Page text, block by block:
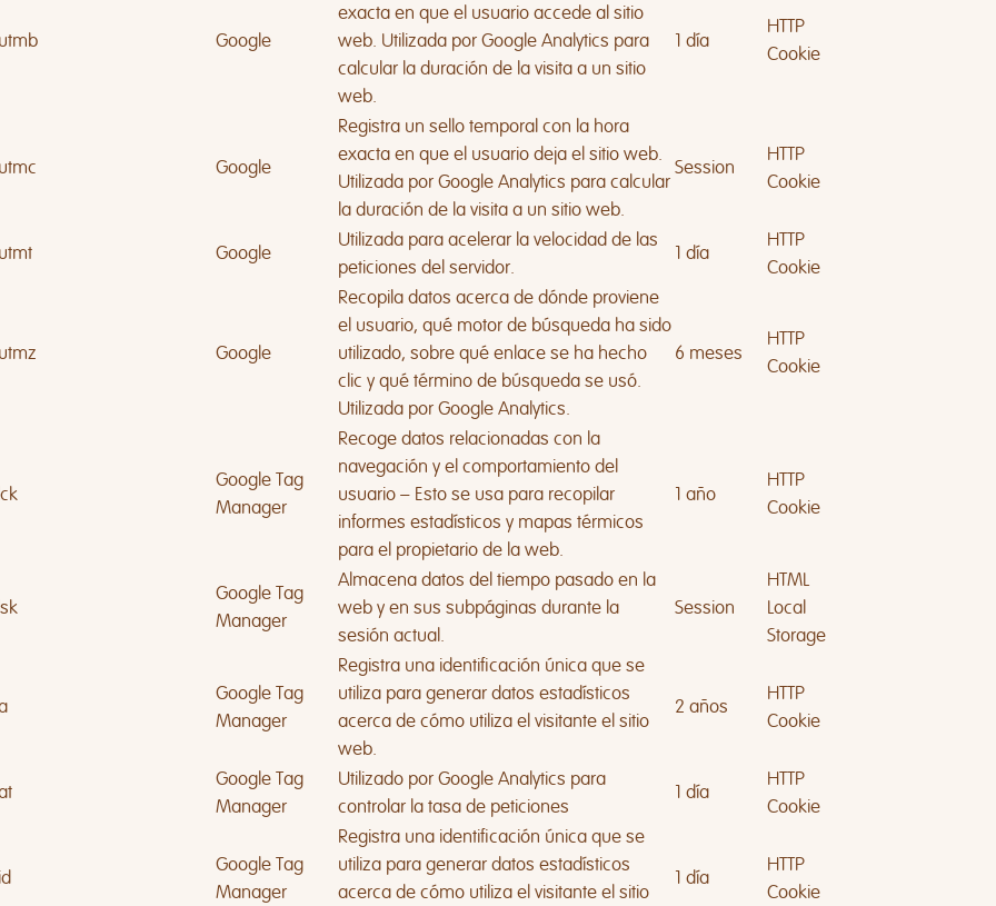
Google
exacta en que el usuario accede al sitio
web. Utilizada por Google Analytics para
calcular la duración de la visita a un sitio
web.
1 día
HTTP
Cookie
Google
Registra un sello temporal con la hora
exacta en que el usuario deja el sitio web.
Utilizada por Google Analytics para calcular
la duración de la visita a un sitio web.
Session
HTTP
Cookie
Google
Utilizada para acelerar la velocidad de las
peticiones del servidor.
1 día
HTTP
Cookie
Google
Recopila datos acerca de dónde proviene
el usuario, qué motor de búsqueda ha sido
utilizado, sobre qué enlace se ha hecho
clic y qué término de búsqueda se usó.
Utilizada por Google Analytics.
6 meses
HTTP
Cookie
Google Tag
Manager
Recoge datos relacionadas con la
navegación y el comportamiento del
usuario – Esto se usa para recopilar
informes estadísticos y mapas térmicos
para el propietario de la web.
1 año
HTTP
Cookie
Google Tag
Manager
Almacena datos del tiempo pasado en la
web y en sus subpáginas durante la
sesión actual.
Session
HTML
Local
Storage
Google Tag
Manager
Registra una identificación única que se
utiliza para generar datos estadísticos
acerca de cómo utiliza el visitante el sitio
web.
2 años
HTTP
Cookie
Google Tag
Manager
Utilizado por Google Analytics para
controlar la tasa de peticiones
1 día
HTTP
Cookie
Google Tag
Manager
Registra una identificación única que se
utiliza para generar datos estadísticos
acerca de cómo utiliza el visitante el sitio
1 día
HTTP
Cookie